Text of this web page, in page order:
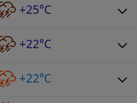
+25°C
+22°C
+22°C